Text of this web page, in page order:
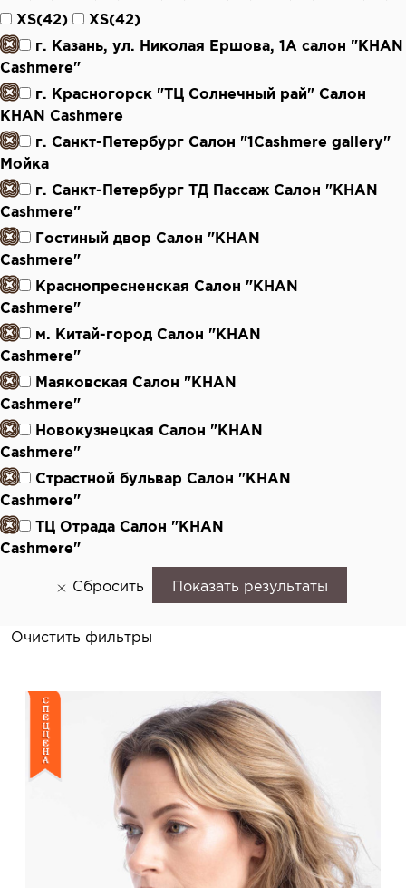
XS(42)
XS(42)
г. Казань, ул. Николая Ершова, 1А салон "KHAN
Cashmere"
г. Красногорск "ТЦ Солнечный рай" Салон
KHAN Cashmere
г. Санкт-Петербург Салон "1Cashmere gallery"
Мойка
г. Санкт-Петербург ТД Пассаж Салон "KHAN
Cashmere"
Гостиный двор Салон "KHAN
Cashmere"
Краснопресненская Салон "KHAN
Cashmere"
м. Китай-город Салон "KHAN
Cashmere"
Маяковская Салон "KHAN
Cashmere"
Новокузнецкая Салон "KHAN
Cashmere"
Страстной бульвар Салон "KHAN
Cashmere"
ТЦ Отрада Салон "KHAN
Cashmere"
Сбросить Показать результаты
Очистить фильтры